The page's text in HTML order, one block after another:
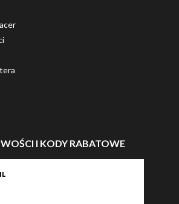
I KODY RABATOWE